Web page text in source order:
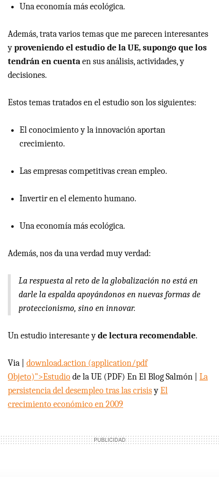
Una economía más ecológica.
Además, trata varios temas que me parecen interesantes
yproveniendo el estudio de la UE, supongo que los
tendrán en cuentaen sus análisis, actividades, y
decisiones.
Estos temas tratados en el estudio son los siguientes:
El conocimiento y la innovación aportan
crecimiento.
Las empresas competitivas crean empleo.
Invertir en el elemento humano.
Una economía más ecológica.
Además, nos da una verdad muy verdad:
La respuesta al reto de la globalización no está en
darle la espalda apoyándonos en nuevas formas de
proteccionismo, sino en innovar.
Un estudio interesante yde lectura recomendable.
Via | download.action (application/pdf
Objeto)">Estudiode la UE (PDF) En El Blog Salmón | La
persistencia del desempleo tras las crisisyEl
crecimiento económico en 2009